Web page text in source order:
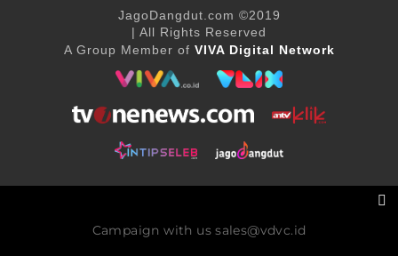
JagoDangdut.com ©2019
| All Rights Reserved
A Group Member of VIVA Digital Network
